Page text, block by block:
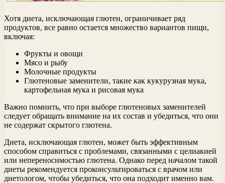
Хотя диета, исключающая глютен, ограничивает ряд
продуктов, все равно остается множество вариантов пищи,
включая:
Фрукты и овощи
Мясо и рыбу
Молочные продукты
Глютеновые заменители, такие как кукурузная мука,
картофельная мука и рисовая мука
Важно помнить, что при выборе глютеновых заменителей
следует обращать внимание на их состав и убедиться, что они
не содержат скрытого глютена.
Диета, исключающая глютен, может быть эффективным
способом справиться с проблемами, связанными с целиакией
или непереносимостью глютена. Однако перед началом такой
диеты рекомендуется проконсультироваться с врачом или
диетологом, чтобы убедиться, что она подходит именно вам.